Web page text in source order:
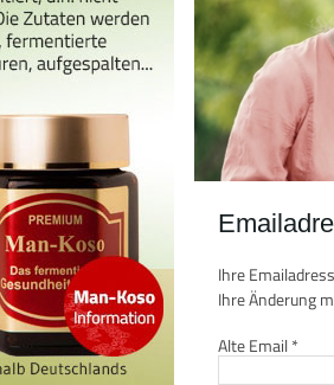
Ihre
Ihre Änderung
Alte Email*